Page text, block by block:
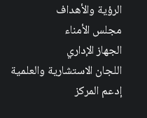
الرؤية والأهداف
مجلس الأمناء
الجهاز الإداري
اللجان الاستشارية والعلمية
إدعم المركز